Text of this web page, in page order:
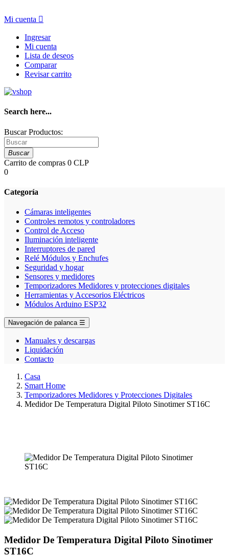
Mi cuenta 
Ingresar
Mi cuenta
Lista de deseos
Comparar
Revisar carrito
Search here...
Buscar Productos:
Buscar
Carrito de compras 0 CLP
0
Categoría
Cámaras inteligentes
Controles remotos y controladores
Control de Acceso
Iluminación inteligente
Interruptores de pared
Relé Módulos y Enchufes
Seguridad y hogar
Sensores y medidores
Temporizadores Medidores y protecciones digitales
Herramientas y Accesorios Eléctricos
Módulos Arduino ESP32
Navegación de palanca ☰
Manuales y descargas
Liquidación
Contacto
Casa
Smart Home
Temporizadores Medidores y Protecciones Digitales
Medidor De Temperatura Digital Piloto Sinotimer ST16C
Medidor De Temperatura Digital Piloto Sinotimer
ST16C